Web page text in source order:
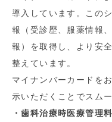
導入しています。この
報（受診歴、服薬情報
報）を取得し、より安
整えています。
マイナンバーカードを
示いただくことでスム
・歯科治療時医療管理料